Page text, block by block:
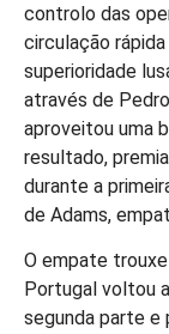
controlo das
circulação
superioridade
através de
aproveitou uma
resultado,
durante a
de Adams,
O empate
Portugal voltou
segunda parte e